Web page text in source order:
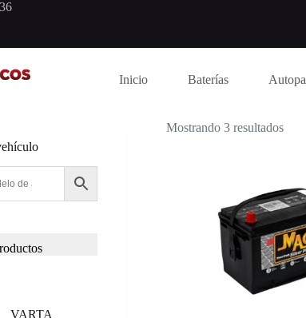
Inicio Baterías
Mostrando 3 resultados
VARTA